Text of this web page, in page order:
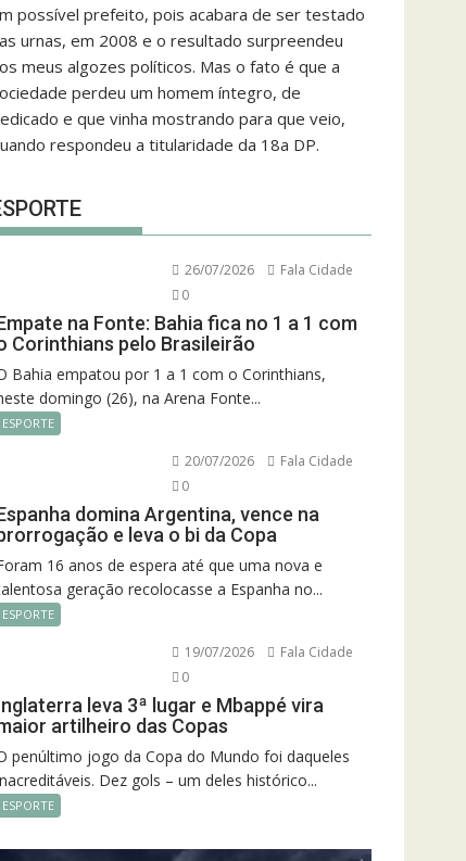
possível prefeito, pois acabara de ser testado
urnas, em 2008 e o resultado surpreendeu
meus algozes políticos. Mas o fato é que a
perdeu um homem íntegro, de
e que vinha mostrando para que veio,
respondeu a titularidade da 18a DP.
26/07/2026
Fala Cidade
0
na Fonte: Bahia fica no 1 a 1 com
Corinthians pelo Brasileirão
Bahia empatou por 1 a 1 com o Corinthians,
domingo (26), na Arena Fonte...
ESPORTE
20/07/2026
Fala Cidade
0
domina Argentina, vence na
e leva o bi da Copa
16 anos de espera até que uma nova e
geração recolocasse a Espanha no...
ESPORTE
19/07/2026
Fala Cidade
0
leva 3ª lugar e Mbappé vira
artilheiro das Copas
penúltimo jogo da Copa do Mundo foi daqueles
Dez gols – um deles histórico...
ESPORTE